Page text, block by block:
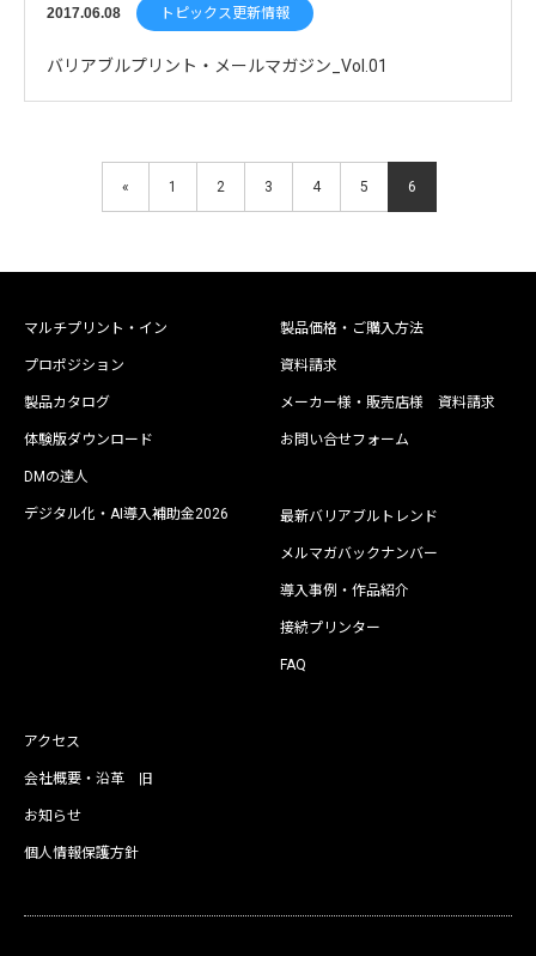
2017.06.08 トピックス更新情報
バリアブルプリント・メールマガジン_Vol.01
« 1 2 3 4 5 6
マルチプリント・イン
プロポジション
製品カタログ
体験版ダウンロード
DMの達人
デジタル化・AI導入補助金2026
製品価格・ご購入方法
資料請求
メーカー様・販売店様 資料請求
お問い合せフォーム
最新バリアブルトレンド
メルマガバックナンバー
導入事例・作品紹介
接続プリンター
FAQ
アクセス
会社概要・沿革 旧
お知らせ
個人情報保護方針